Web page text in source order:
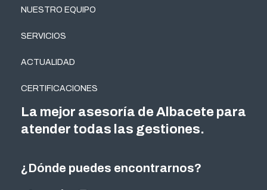
NUESTRO EQUIPO
SERVICIOS
ACTUALIDAD
CERTIFICACIONES
¿Dónde puedes encontrarnos?
La mejor asesoría de Albacete para
atender todas las gestiones.